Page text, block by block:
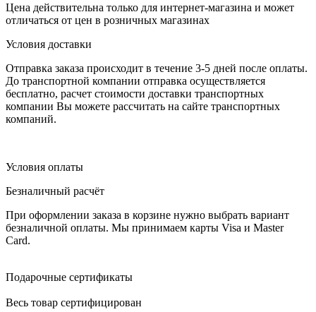
Цена действительна только для интернет-магазина и может
отличаться от цен в розничных магазинах
Условия доставки
Отправка заказа происходит в течение 3-5 дней после оплаты.
До транспортной компании отправка осуществляется
бесплатно, расчет стоимости доставки транспортных
компании Вы можете рассчитать на сайте транспортных
компаний.
Условия оплаты
Безналичный расчёт
При оформлении заказа в корзине нужно выбрать вариант
безналичной оплаты. Мы принимаем карты Visa и Master
Card.
Подарочные сертификаты
Весь товар сертифицирован